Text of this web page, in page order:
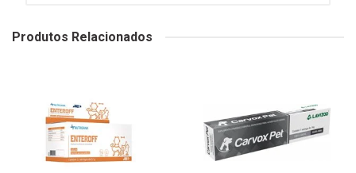
Produtos Relacionados